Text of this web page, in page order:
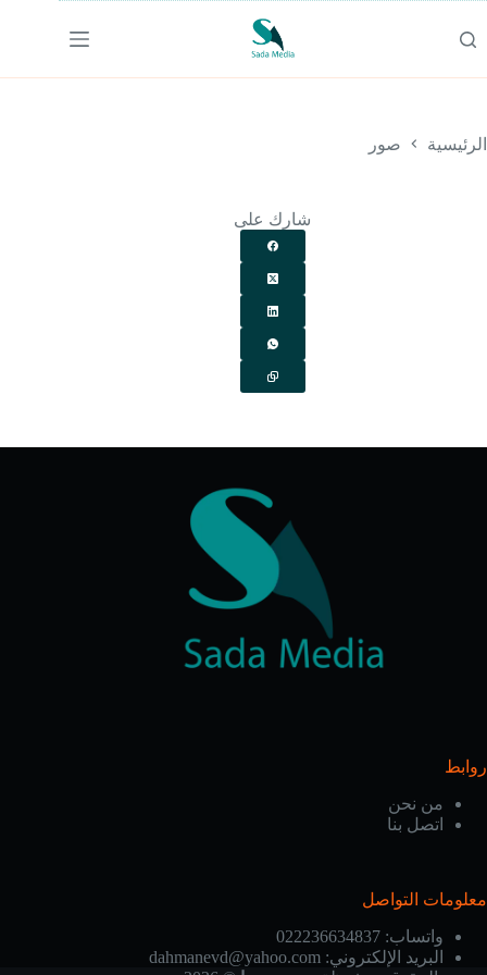
إلى
المحتوى
الرئيسية صور
شارك على
روابط
من نحن
اتصل بنا
معلومات التواصل
واتساب: 022236634837
البريد الإلكتروني: dahmanevd@yahoo.com